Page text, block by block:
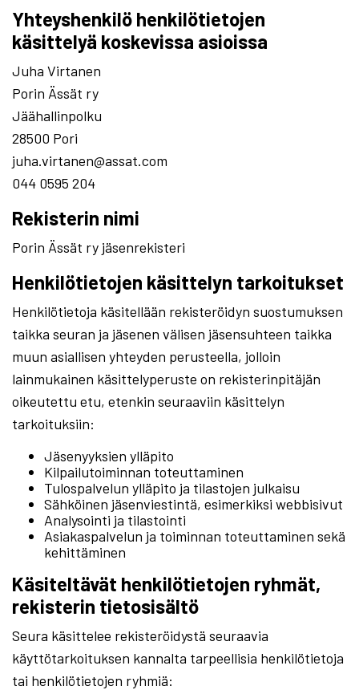
Yhteyshenkilö henkilötietojen
käsittelyä koskevissa asioissa
Juha Virtanen
Porin Ässät ry
Jäähallinpolku
28500 Pori
juha.virtanen@assat.com
044 0595 204
Rekisterin nimi
Porin Ässät ry jäsenrekisteri
Henkilötietojen käsittelyn tarkoitukset
Henkilötietoja käsitellään rekisteröidyn suostumuksen
taikka seuran ja jäsenen välisen jäsensuhteen taikka
muun asiallisen yhteyden perusteella, jolloin
lainmukainen käsittelyperuste on rekisterinpitäjän
oikeutettu etu, etenkin seuraaviin käsittelyn
tarkoituksiin:
Jäsenyyksien ylläpito
Kilpailutoiminnan toteuttaminen
Tulospalvelun ylläpito ja tilastojen julkaisu
Sähköinen jäsenviestintä, esimerkiksi webbisivut
Analysointi ja tilastointi
Asiakaspalvelun ja toiminnan toteuttaminen sekä
kehittäminen
Käsiteltävät henkilötietojen ryhmät,
rekisterin tietosisältö
Seura käsittelee rekisteröidystä seuraavia
käyttötarkoituksen kannalta tarpeellisia henkilötietoja
tai henkilötietojen ryhmiä: